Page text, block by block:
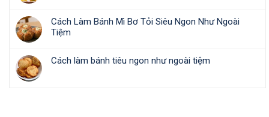
Cách Làm Bánh Mì Bơ Tỏi Siêu Ngon Như Ngoài
Tiệm
Cách làm bánh tiêu ngon như ngoài tiệm